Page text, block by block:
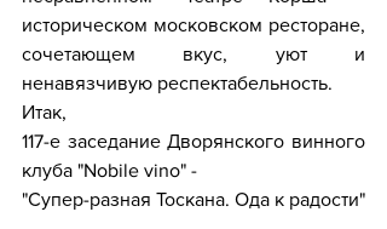
историческом московском ресторане,
сочетающем вкус, уют и
ненавязчивую респектабельность.
Итак,
117-е заседание Дворянского винного
клуба "Nobile vino" -
"Супер-разная Тоскана. Ода к радости"